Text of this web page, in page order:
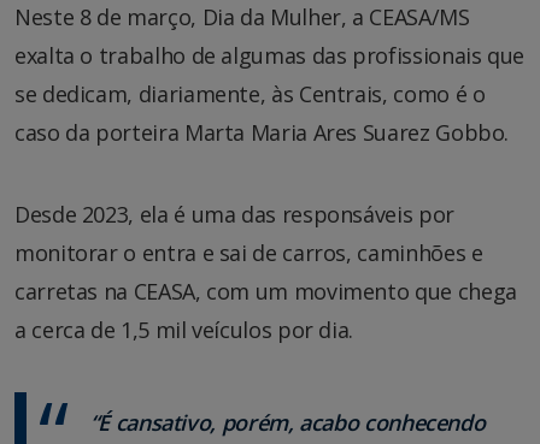
Neste 8 de março, Dia da Mulher, a CEASA/MS
exalta o trabalho de algumas das profissionais que
se dedicam, diariamente, às Centrais, como é o
caso da porteira Marta Maria Ares Suarez Gobbo.
Desde 2023, ela é uma das responsáveis por
monitorar o entra e sai de carros, caminhões e
carretas na CEASA, com um movimento que chega
a cerca de 1,5 mil veículos por dia.
“É cansativo, porém, acabo conhecendo